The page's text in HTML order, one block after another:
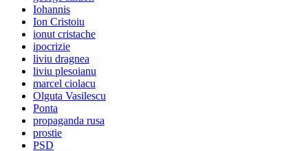
Iohannis
Ion Cristoiu
ionut cristache
ipocrizie
liviu dragnea
liviu plesoianu
marcel ciolacu
Olguta Vasilescu
Ponta
propaganda rusa
prostie
PSD